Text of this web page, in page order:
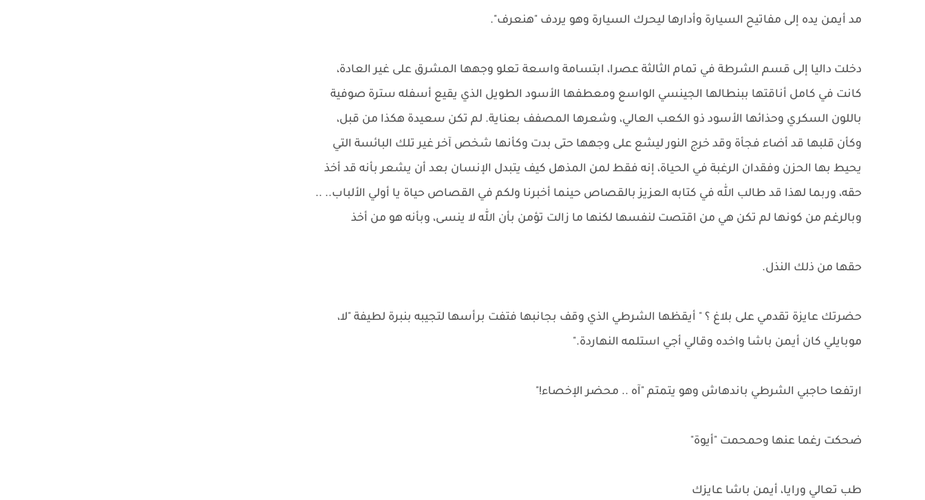
مد أيمن يده إلى مفاتيح السيارة وأدارها ليحرك السيارة وهو يردف "هنعرف".
دخلت داليا إلى قسم الشرطة في تمام الثالثة عصرا، ابتسامة واسعة تعلو وجهها المشرق على غير العادة،
كانت في كامل أناقتها ببنطالها الجينسي الواسع ومعطفها الأسود الطويل الذي يقيع أسفله سترة صوفية
باللون السكري وحذائها الأسود ذو الكعب العالي، وشعرها المصفف بعناية. لم تكن سعيدة هكذا من قبل،
وكأن قلبها قد أضاء فجأة وقد خرج النور ليشع على وجهها حتى بدت وكأنها شخص آخر غير تلك البائسة التي
يحيط بها الحزن وفقدان الرغبة في الحياة، إنه فقط لمن المذهل كيف يتبدل الإنسان بعد أن يشعر بأنه قد أخذ
حقه، وربما لهذا قد طالب الله في كتابه العزيز بالقصاص حينما أخبرنا ولكم في القصاص حياة يا أولي الألباب.. ..
وبالرغم من كونها لم تكن هي من اقتصت لنفسها لكنها ما زالت تؤمن بأن الله لا ينسى، وبأنه هو من أخذ
حقها من ذلك النذل.
حضرتك عايزة تقدمي على بلاغ ؟ " أيقظها الشرطي الذي وقف بجانبها فتفت برأسها لتجيبه بنبرة لطيفة "لا،
موبايلي كان أيمن باشا واخده وقالي أجي استلمه النهاردة."
ارتفعا حاجبي الشرطي باندهاش وهو يتمتم "آه .. محضر الإخصاء!"
ضحكت رغما عنها وحمحمت "أيوة"
طب تعالي ورايا، أيمن باشا عايزك